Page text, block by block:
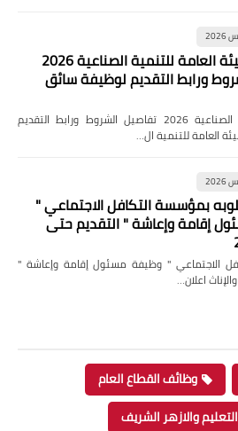
وظائف الهيئة العامة للتنمية الصناعية 2026
ورابط التقديم لوظيفة سائق
وظائف الهيئة العامة للتنمية الصناعية 2026 تفاصيل الشروط ورابط التقديم
العامة للتنمية ال…
بمؤسسة التكافل الاجتماعي "
إقامة وإعاشة " التقديم حتى
الاجتماعي " وظيفة مسئول إقامة وإعاشة "
وظائف القطاع العام
والازهر الشريف